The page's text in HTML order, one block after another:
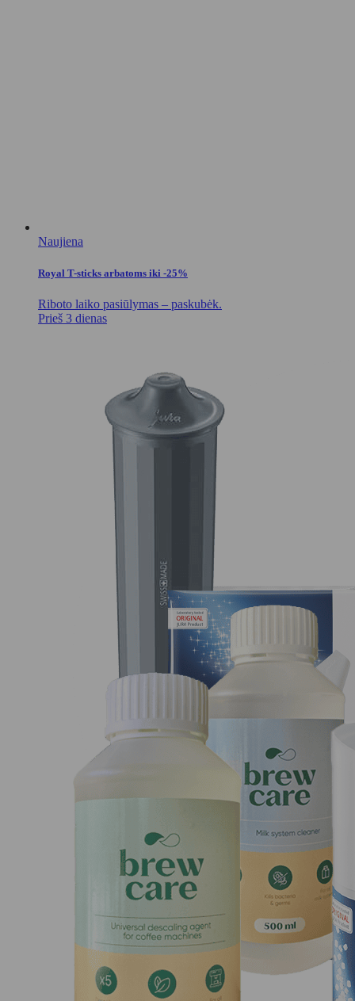
Naujiena
Royal T-sticks arbatoms iki -25%
Riboto laiko pasiūlymas – paskubėk.
Prieš 3 dienas